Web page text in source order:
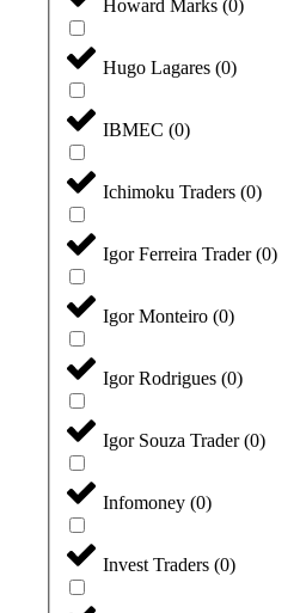
Howard Marks (0)
Hugo Lagares (0)
IBMEC (0)
Ichimoku Traders (0)
Igor Ferreira Trader(0)
Igor Monteiro (0)
Igor Rodrigues (0)
Igor Souza Trader(0)
Infomoney (0)
Invest Traders (0)